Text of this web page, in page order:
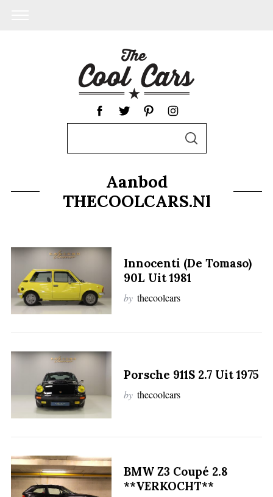
c
o
r
:
S
E
Aanbod
THECOOLCARS.nl
Innocenti (De Tomaso)
90L Uit 1981
by thecoolcars
Porsche 911S 2.7 Uit 1975
by thecoolcars
BMW Z3 Coupé 2.8
**VERKOCHT**